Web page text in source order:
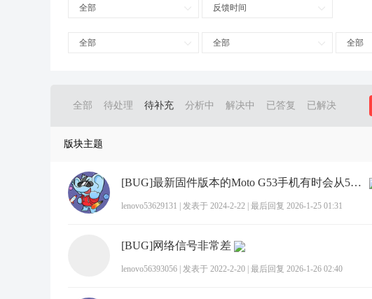
全部 反馈时间
全部 全部 全部
全部 待处理 待补充 分析中 解决中 已答复 已解决
版块主题
[BUG]最新固件版本的Moto G53手机有时会从5G信号掉到4G
lenovo53629131 发表于 2024-2-22 最后回复 2026-1-25 01:31
[BUG]网络信号非常差
lenovo56393056 发表于 2022-2-20 最后回复 2026-1-26 02:40